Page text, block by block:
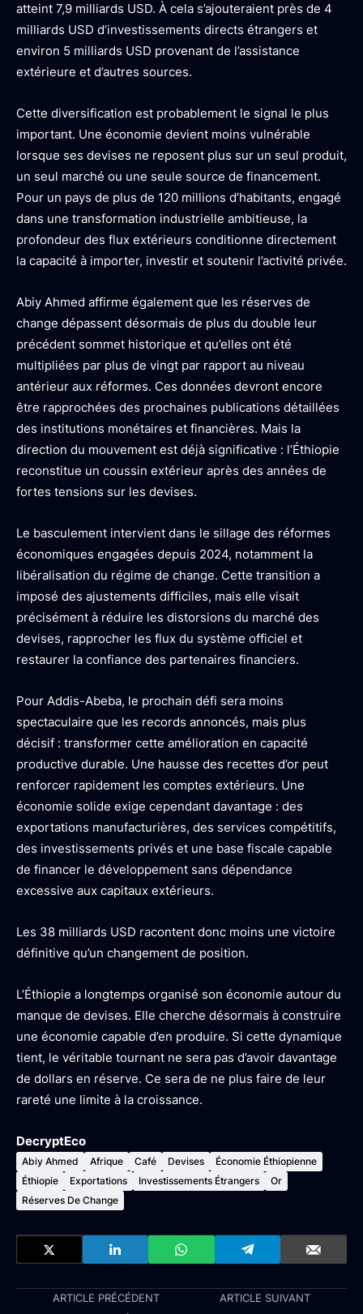
atteint 7,9 milliards USD. À cela s’ajouteraient près de 4
milliards USD d’investissements directs étrangers et
environ 5 milliards USD provenant de l’assistance
extérieure et d’autres sources.
Cette diversification est probablement le signal le plus
important. Une économie devient moins vulnérable
lorsque ses devises ne reposent plus sur un seul produit,
un seul marché ou une seule source de financement.
Pour un pays de plus de 120 millions d’habitants, engagé
dans une transformation industrielle ambitieuse, la
profondeur des flux extérieurs conditionne directement
la capacité à importer, investir et soutenir l’activité privée.
Abiy Ahmed affirme également que les réserves de
change dépassent désormais de plus du double leur
précédent sommet historique et qu’elles ont été
multipliées par plus de vingt par rapport au niveau
antérieur aux réformes. Ces données devront encore
être rapprochées des prochaines publications détaillées
des institutions monétaires et financières. Mais la
direction du mouvement est déjà significative : l’Éthiopie
reconstitue un coussin extérieur après des années de
fortes tensions sur les devises.
Le basculement intervient dans le sillage des réformes
économiques engagées depuis 2024, notamment la
libéralisation du régime de change. Cette transition a
imposé des ajustements difficiles, mais elle visait
précisément à réduire les distorsions du marché des
devises, rapprocher les flux du système officiel et
restaurer la confiance des partenaires financiers.
Pour Addis-Abeba, le prochain défi sera moins
spectaculaire que les records annoncés, mais plus
décisif : transformer cette amélioration en capacité
productive durable. Une hausse des recettes d’or peut
renforcer rapidement les comptes extérieurs. Une
économie solide exige cependant davantage : des
exportations manufacturières, des services compétitifs,
des investissements privés et une base fiscale capable
de financer le développement sans dépendance
excessive aux capitaux extérieurs.
Les 38 milliards USD racontent donc moins une victoire
définitive qu’un changement de position.
L’Éthiopie a longtemps organisé son économie autour du
manque de devises. Elle cherche désormais à construire
une économie capable d’en produire. Si cette dynamique
tient, le véritable tournant ne sera pas d’avoir davantage
de dollars en réserve. Ce sera de ne plus faire de leur
rareté une limite à la croissance.
DecryptEco
Abiy Ahmed Afrique Café Devises
Économie Éthiopienne
Éthiopie
Exportations Investissements Étrangers
Or
Réserves De Change
ARTICLE PRÉCÉDENT ARTICLE SUIVANT